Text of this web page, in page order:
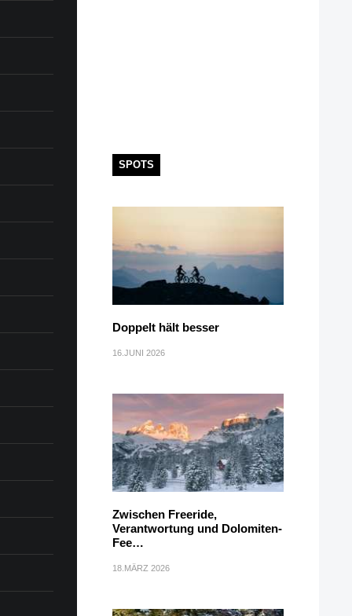
SPOTS
Doppelt hält besser
16.JUNI 2026
Zwischen Freeride,
Verantwortung und Dolomiten-
Fee…
18.MÄRZ 2026